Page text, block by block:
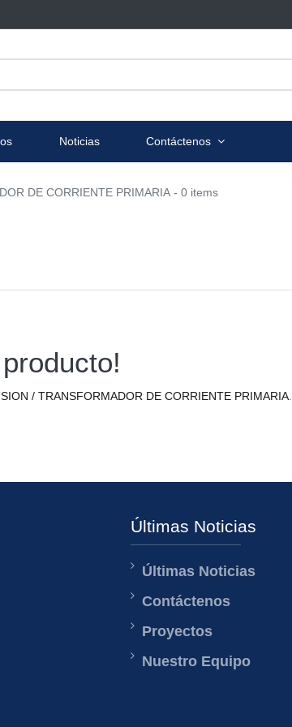
Noticias Contáctenos
DE CORRIENTE PRIMARIA- 0 items
/ TRANSFORMADOR DE CORRIENTE PRIMARIA.
Últimas Noticias
Últimas Noticias
Contáctenos
Proyectos
Nuestro Equipo